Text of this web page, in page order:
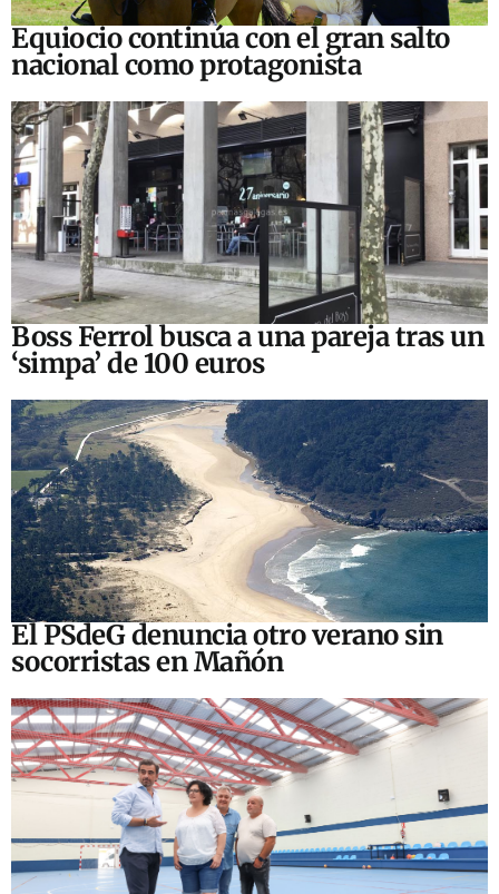
Equiocio continúa con el gran salto
nacional como protagonista
Boss Ferrol busca a una pareja tras un
‘simpa’ de 100 euros
El PSdeG denuncia otro verano sin
socorristas en Mañón